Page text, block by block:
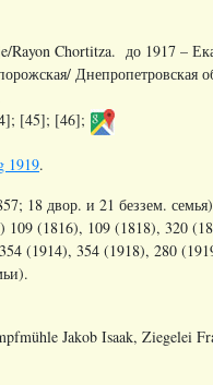
Rayon Chortitza. до 1917 –
[45]; [46];
1919.
18 двор. и 21 беззем.
109 (1816), 109 (1818), 320
(1914), 354 (1918), 280
Jakob Isaak, Ziegelei